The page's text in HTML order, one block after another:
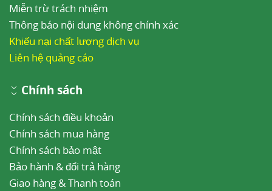
Miễn trừ trách nhiệm
Thông báo nội dung không chính xác
Khiếu nại chất lượng dịch vụ
Liên hệ quảng cáo
Chính sách
Chính sách điều khoản
Chính sách mua hàng
Chính sách bảo mật
Bảo hành & đổi trả hàng
Giao hàng & Thanh toán